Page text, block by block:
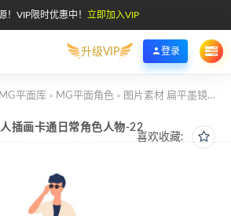
！VIP限时优惠中！ 立即加入VIP
升级VIP 登录
MG平面库 > MG平面角色 > 图片素材 扁平墨镜男人插画卡通日常角色人物-22
喜欢收藏:
插画卡通日常角色人物-22